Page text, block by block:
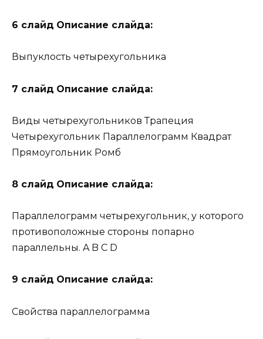
6 слайд Описание слайда:
Выпуклость четырехугольника
7 слайд Описание слайда:
Виды четырехугольников Трапеция
Четырехугольник Параллелограмм Квадрат
Прямоугольник Ромб
8 слайд Описание слайда:
Параллелограмм четырехугольник, у которого
противоположные стороны попарно
параллельны. A B C D
9 слайд Описание слайда:
Свойства параллелограмма